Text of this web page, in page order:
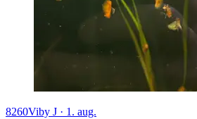
8260Viby J · 1. aug.